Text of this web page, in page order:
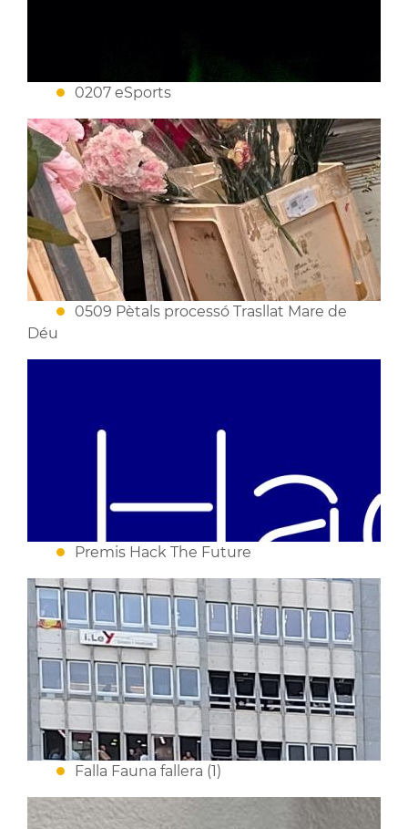
0207 eSports
0509 Pètals processó Trasllat Mare de
Déu
Premis Hack The Future
Falla Fauna fallera (1)